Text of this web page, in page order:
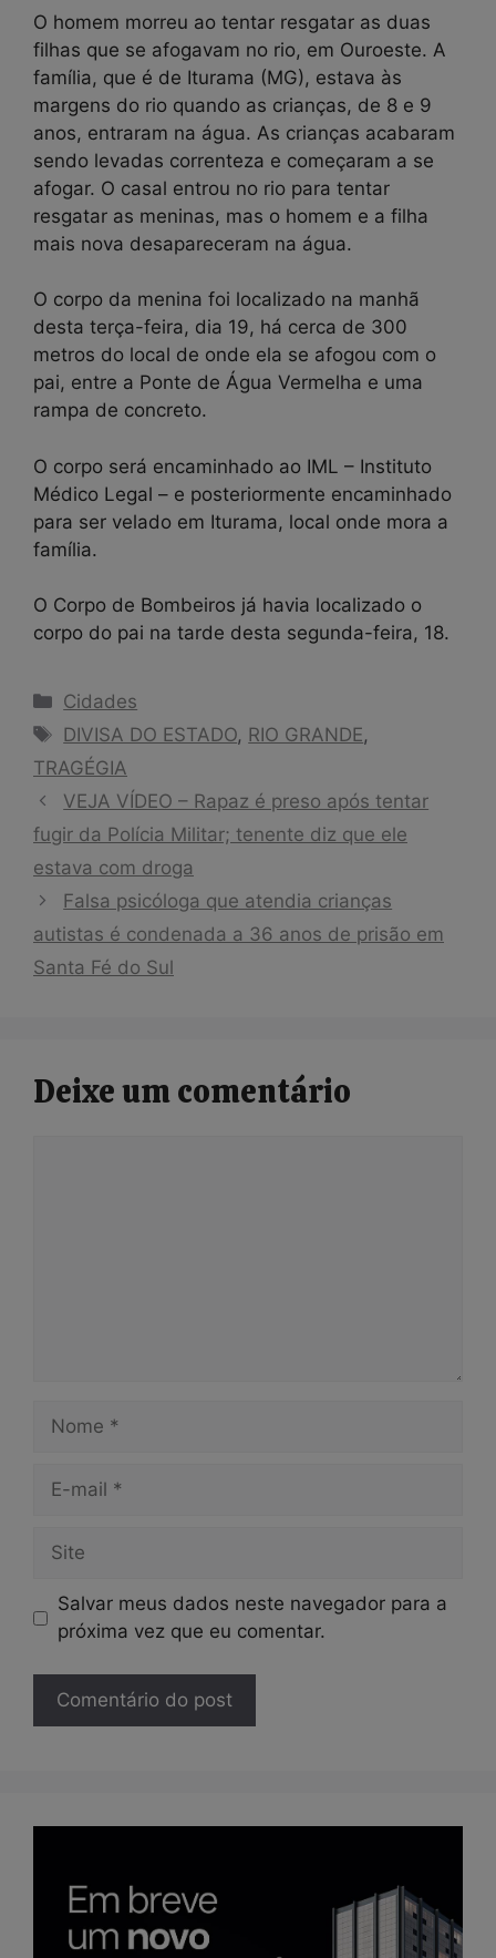
O homem morreu ao tentar resgatar as duas
filhas que se afogavam no rio, em Ouroeste. A
família, que é de Iturama (MG), estava às
margens do rio quando as crianças, de 8 e 9
anos, entraram na água. As crianças acabaram
sendo levadas correnteza e começaram a se
afogar. O casal entrou no rio para tentar
resgatar as meninas, mas o homem e a filha
mais nova desapareceram na água.
O corpo da menina foi localizado na manhã
desta terça-feira, dia 19, há cerca de 300
metros do local de onde ela se afogou com o
pai, entre a Ponte de Água Vermelha e uma
rampa de concreto.
O corpo será encaminhado ao IML – Instituto
Médico Legal – e posteriormente encaminhado
para ser velado em Iturama, local onde mora a
família.
O Corpo de Bombeiros já havia localizado o
corpo do pai na tarde desta segunda-feira, 18.
Categorias
Cidades
Tags
DIVISA DO ESTADO, RIO GRANDE,
TRAGÉGIA
VEJA VÍDEO – Rapaz é preso após tentar
fugir da Polícia Militar; tenente diz que ele
estava com droga
Falsa psicóloga que atendia crianças
autistas é condenada a 36 anos de prisão em
Santa Fé do Sul
Deixe um comentário
Nome
Site
Salvar meus dados neste navegador para a
próxima vez que eu comentar.